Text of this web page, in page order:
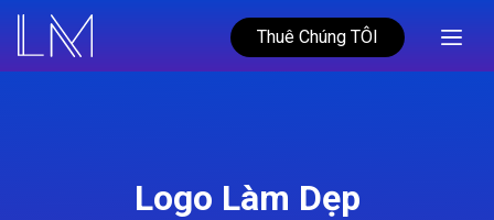
Thuê Chúng TÔI
Logo Làm Dẹp